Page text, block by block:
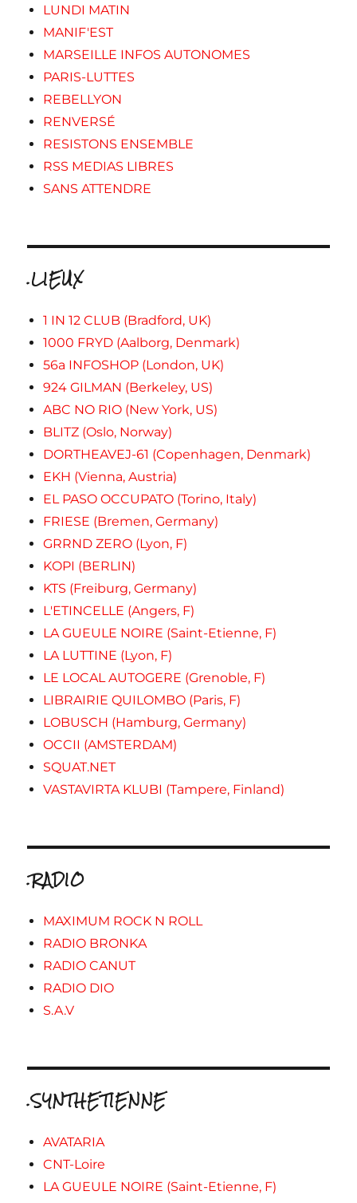
LUNDI MATIN
MANIF'EST
MARSEILLE INFOS AUTONOMES
PARIS-LUTTES
REBELLYON
RENVERSÉ
RESISTONS ENSEMBLE
RSS MEDIAS LIBRES
SANS ATTENDRE
.LIEUX
1 IN 12 CLUB (Bradford, UK)
1000 FRYD (Aalborg, Denmark)
56a INFOSHOP (London, UK)
924 GILMAN (Berkeley, US)
ABC NO RIO (New York, US)
BLITZ (Oslo, Norway)
DORTHEAVEJ-61 (Copenhagen, Denmark)
EKH (Vienna, Austria)
EL PASO OCCUPATO (Torino, Italy)
FRIESE (Bremen, Germany)
GRRND ZERO (Lyon, F)
KOPI (BERLIN)
KTS (Freiburg, Germany)
L'ETINCELLE (Angers, F)
LA GUEULE NOIRE (Saint-Etienne, F)
LA LUTTINE (Lyon, F)
LE LOCAL AUTOGERE (Grenoble, F)
LIBRAIRIE QUILOMBO (Paris, F)
LOBUSCH (Hamburg, Germany)
OCCII (AMSTERDAM)
SQUAT.NET
VASTAVIRTA KLUBI (Tampere, Finland)
.RADIO
MAXIMUM ROCK N ROLL
RADIO BRONKA
RADIO CANUT
RADIO DIO
S.A.V
.SYNTHETIENNE
AVATARIA
CNT-Loire
LA GUEULE NOIRE (Saint-Etienne, F)